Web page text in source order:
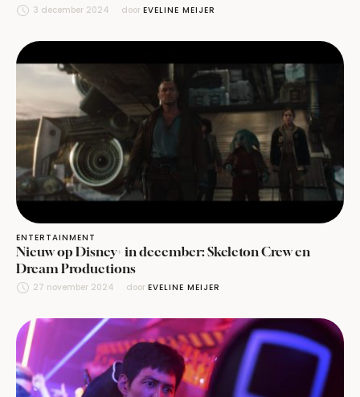
3 december 2024 door EVELINE MEIJER
ENTERTAINMENT
Nieuw op Disney+ in december: Skeleton Crew en
Dream Productions
27 november 2024 door EVELINE MEIJER